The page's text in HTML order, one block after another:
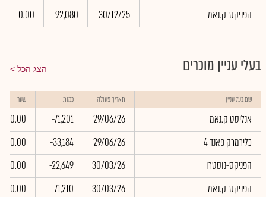
הפניקס-ק.נאמ
30/12/25
92,080
0.00
בעלי עניין מוכרים הצג הכל
שם בעל עניין תאריך פעולה כמות שער
אנליסט ק.נאמ 29/06/26
-71,201
0.00
כלירמרק פאנד 4
29/06/26
-33,184
0.00
הפניקס-נוסטרו
30/03/26
-22,649
0.00
הפניקס-ק.נאמ
30/03/26
-71,210
0.00